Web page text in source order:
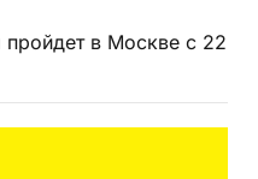
в Москве с 22